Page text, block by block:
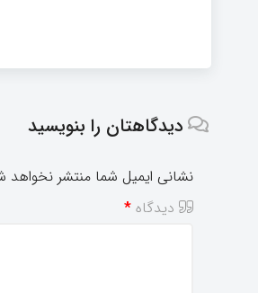
دیدگاهتان را بنویسید
نشانی ایمیل شما منتشر نخواهد
دیدگاه *